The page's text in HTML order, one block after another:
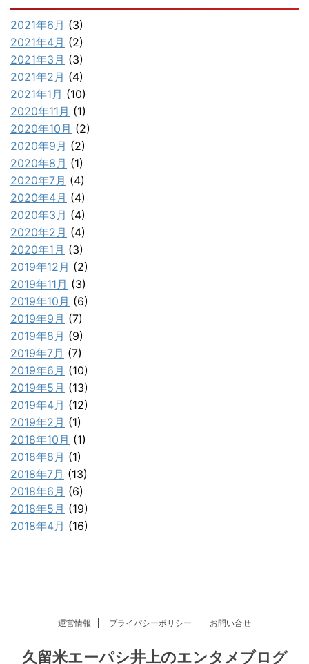
2021年6月 (3)
2021年4月 (2)
2021年3月 (3)
2021年2月 (4)
2021年1月 (10)
2020年11月 (1)
2020年10月 (2)
2020年9月 (2)
2020年8月 (1)
2020年7月 (4)
2020年4月 (4)
2020年3月 (4)
2020年2月 (4)
2020年1月 (3)
2019年12月 (2)
2019年11月 (3)
2019年10月 (6)
2019年9月 (7)
2019年8月 (9)
2019年7月 (7)
2019年6月 (10)
2019年5月 (13)
2019年4月 (12)
2019年2月 (1)
2018年10月 (1)
2018年8月 (1)
2018年7月 (13)
2018年6月 (6)
2018年5月 (19)
2018年4月 (16)
運営情報 プライパシーポリシー お問い合せ
久留米エーパシ井上のエンタメブログ